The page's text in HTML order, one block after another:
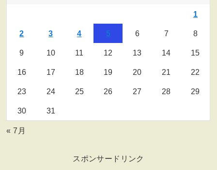
1
2 3 4 5 6 7 8
9 10 11 12 13 14 15
16 17 18 19 20 21 22
23 24 25 26 27 28 29
30 31
« 7月
スポンサードリンク